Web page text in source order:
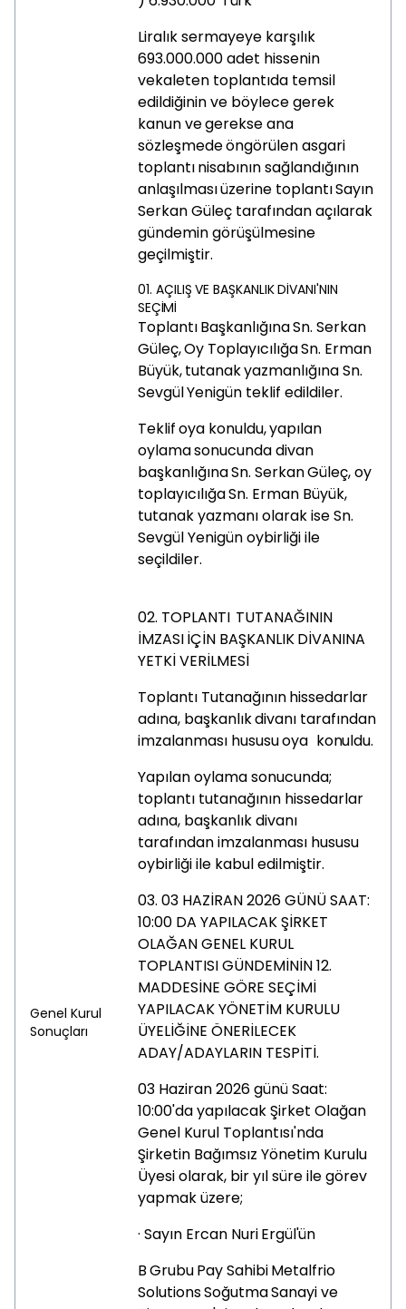
Genel Kurul
Sonuçları
Liralık sermayeye karşılık
693.000.000 adet hissenin
vekaleten toplantıda temsil
edildiğinin ve böylece gerek
kanun vegerekseana
sözleşmedeöngörülenasgari
toplantınisabınınsağlandığının
anlaşılmasıüzerine toplantıSayın
Serkan Güleç tarafından açılarak
gündemin görüşülmesine
geçilmiştir.
01. AÇILIŞ VE BAŞKANLIKDİVANI'NIN
SEÇİMİ
ToplantıBaşkanlığınaSn. Serkan
Güleç,Oy ToplayıcılığaSn. Erman
Büyük,tutanakyazmanlığınaSn.
SevgülYenigün teklif edildiler.
Teklifoya konuldu,yapılan
oylamasonucundadivan
başkanlığınaSn. SerkanGüleç,oy
toplayıcılığaSn. Erman Büyük,
tutanak yazmanı olarak ise Sn.
Sevgül Yenigün oybirliği ile
seçildiler.
02. TOPLANTI TUTANAĞININ
İMZASIİÇİN BAŞKANLIKDİVANINA
YETKİ VERİLMESİ
Toplantı Tutanağınınhissedarlar
adına, başkanlıkdivanı tarafından
imzalanması hususuoya konuldu.
Yapılan oylama sonucunda;
toplantı tutanağının hissedarlar
adına, başkanlık divanı
tarafından imzalanması hususu
oybirliği ile kabul edilmiştir.
03. 03 HAZİRAN 2026 GÜNÜ SAAT:
10:00 DA YAPILACAK ŞİRKET
OLAĞAN GENEL KURUL
TOPLANTISI GÜNDEMİNİN 12.
MADDESİNE GÖRE SEÇİMİ
YAPILACAK YÖNETİM KURULU
ÜYELİĞİNE ÖNERİLECEK
ADAY/ADAYLARIN TESPİTİ.
03 Haziran 2026 günü Saat:
10:00'da yapılacak Şirket Olağan
Genel Kurul Toplantısı'nda
Şirketin Bağımsız Yönetim Kurulu
Üyesi olarak, bir yıl süre ile görev
yapmak üzere;
· Sayın Ercan NuriErgül'ün
BGrubuPaySahibiMetalfrio
SolutionsSoğutmaSanayive